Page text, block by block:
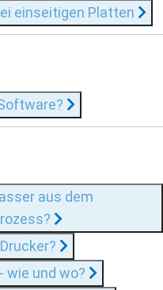
einseitigen Platten
aus dem
wie und wo?